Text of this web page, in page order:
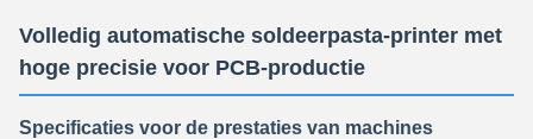
Volledig automatische soldeerpasta-printer met
hoge precisie voor PCB-productie
Specificaties voor de prestaties van machines